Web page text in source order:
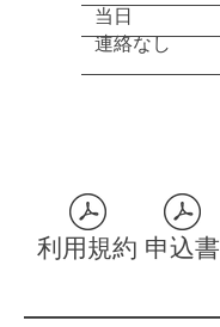
当日
​連絡なし
利用規約 申込書